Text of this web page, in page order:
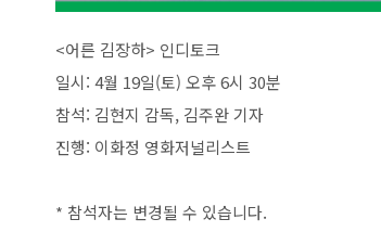
<어른 김장하> 인디토크
일시: 4월 19일(토) 오후 6시 30분
참석: 김현지 감독, 김주완 기자
진행: 이화정 영화저널리스트
* 참석자는 변경될 수 있습니다.